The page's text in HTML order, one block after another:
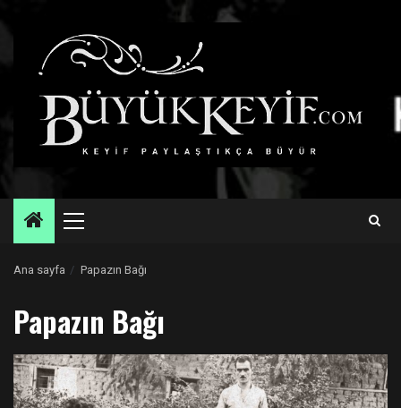
Primary
Ana sayfa Papazın Bağı
Papazın Bağı